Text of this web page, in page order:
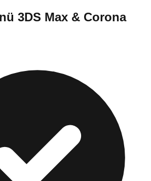
3DS Max & Corona